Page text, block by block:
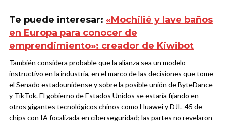
Te puede interesar: «Mochilié y lave baños
en Europa para conocer de
emprendimiento»: creador de Kiwibot
También considera probable que la alianza sea un modelo
instructivo en la industria, en el marco de las decisiones que tome
el Senado estadounidense y sobre la posible unión de ByteDance
y TikTok. El gobierno de Estados Unidos se estaría fijando en
otros gigantes tecnológicos chinos como Huawei y DJI._45 de
chips con IA focalizada en ciberseguridad; las partes no revelaron